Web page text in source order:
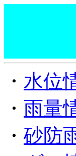
・ 水位
・ 雨量
・ 砂防